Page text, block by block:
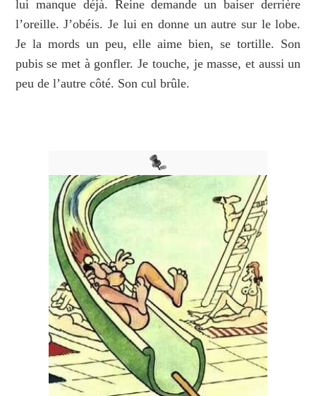
lui manque déjà. Reine demande un baiser derrière
l’oreille. J’obéis. Je lui en donne un autre sur le lobe.
Je la mords un peu, elle aime bien, se tortille. Son
pubis se met à gonfler. Je touche, je masse, et aussi un
peu de l’autre côté. Son cul brûle.